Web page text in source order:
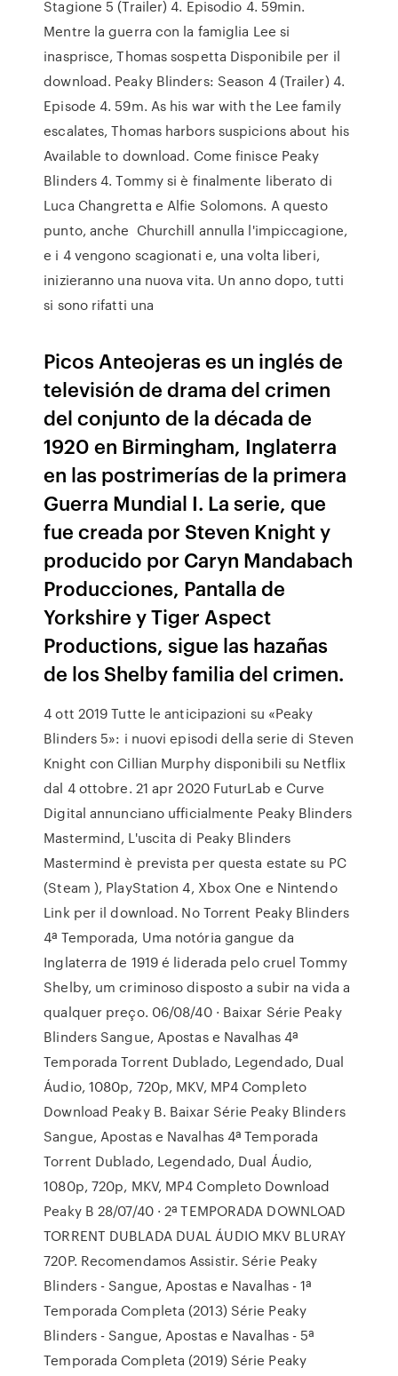
Stagione 5 (Trailer) 4. Episodio 4. 59min.
Mentre la guerra con la famiglia Lee si
inasprisce, Thomas sospetta Disponibile per il
download. Peaky Blinders: Season 4 (Trailer) 4.
Episode 4. 59m. As his war with the Lee family
escalates, Thomas harbors suspicions about his
Available to download. Come finisce Peaky
Blinders 4. Tommy si è finalmente liberato di
Luca Changretta e Alfie Solomons. A questo
punto, anche Churchill annulla l'impiccagione,
e i 4 vengono scagionati e, una volta liberi,
inizieranno una nuova vita. Un anno dopo, tutti
si sono rifatti una
Picos Anteojeras es un inglés de
televisión de drama del crimen
del conjunto de la década de
1920 en Birmingham, Inglaterra
en las postrimerías de la primera
Guerra Mundial I. La serie, que
fue creada por Steven Knight y
producido por Caryn Mandabach
Producciones, Pantalla de
Yorkshire y Tiger Aspect
Productions, sigue las hazañas
de los Shelby familia del crimen.
4 ott 2019 Tutte le anticipazioni su «Peaky
Blinders 5»: i nuovi episodi della serie di Steven
Knight con Cillian Murphy disponibili su Netflix
dal 4 ottobre. 21 apr 2020 FuturLab e Curve
Digital annunciano ufficialmente Peaky Blinders
Mastermind, L'uscita di Peaky Blinders
Mastermind è prevista per questa estate su PC
(Steam ), PlayStation 4, Xbox One e Nintendo
Link per il download. No Torrent Peaky Blinders
4ª Temporada, Uma notória gangue da
Inglaterra de 1919 é liderada pelo cruel Tommy
Shelby, um criminoso disposto a subir na vida a
qualquer preço. 06/08/40 · Baixar Série Peaky
Blinders Sangue, Apostas e Navalhas 4ª
Temporada Torrent Dublado, Legendado, Dual
Áudio, 1080p, 720p, MKV, MP4 Completo
Download Peaky B. Baixar Série Peaky Blinders
Sangue, Apostas e Navalhas 4ª Temporada
Torrent Dublado, Legendado, Dual Áudio,
1080p, 720p, MKV, MP4 Completo Download
Peaky B 28/07/40 · 2ª TEMPORADA DOWNLOAD
TORRENT DUBLADA DUAL ÁUDIO MKV BLURAY
720P. Recomendamos Assistir. Série Peaky
Blinders - Sangue, Apostas e Navalhas - 1ª
Temporada Completa (2013) Série Peaky
Blinders - Sangue, Apostas e Navalhas - 5ª
Temporada Completa (2019) Série Peaky